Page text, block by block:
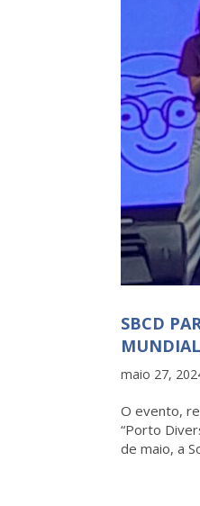
SBCD
maio 27,
O evento,
“Porto
de maio, a